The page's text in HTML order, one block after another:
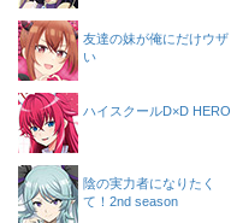
友達の妹が俺にだけウザ
い
ハイスクールD×D HERO
陰の実力者になりたく
て！2nd season